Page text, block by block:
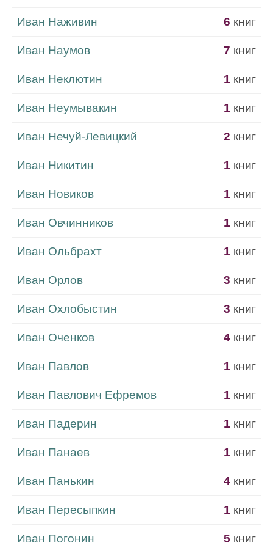
Иван Наживин 6 книг
Иван Наумов 7 книг
Иван Неклютин 1 книг
Иван Неумывакин 1 книг
Иван Нечуй-Левицкий 2 книг
Иван Никитин 1 книг
Иван Новиков 1 книг
Иван Овчинников 1 книг
Иван Ольбрахт 1 книг
Иван Орлов 3 книг
Иван Охлобыстин 3 книг
Иван Оченков 4 книг
Иван Павлов 1 книг
Иван Павлович Ефремов 1 книг
Иван Падерин 1 книг
Иван Панаев 1 книг
Иван Панькин 4 книг
Иван Пересыпкин 1 книг
Иван Погонин 5 книг